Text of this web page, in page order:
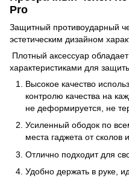
Pro
Защитный противоударный
эстетическим дизайном
Плотный аксессуар
характеристиками для
Высокое качество
контролю качества на
не деформируется, не
Усиленный ободок по
места гаджета от
Отлично подходит для
Удобно держать в руке,